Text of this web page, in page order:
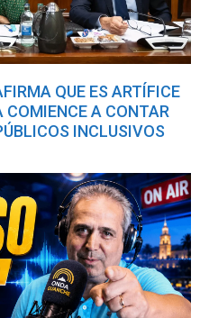
QUE ES ARTÍFICE
COMIENCE A CONTAR
INCLUSIVOS